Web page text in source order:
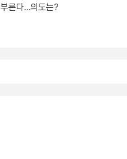
부른다…의도는?